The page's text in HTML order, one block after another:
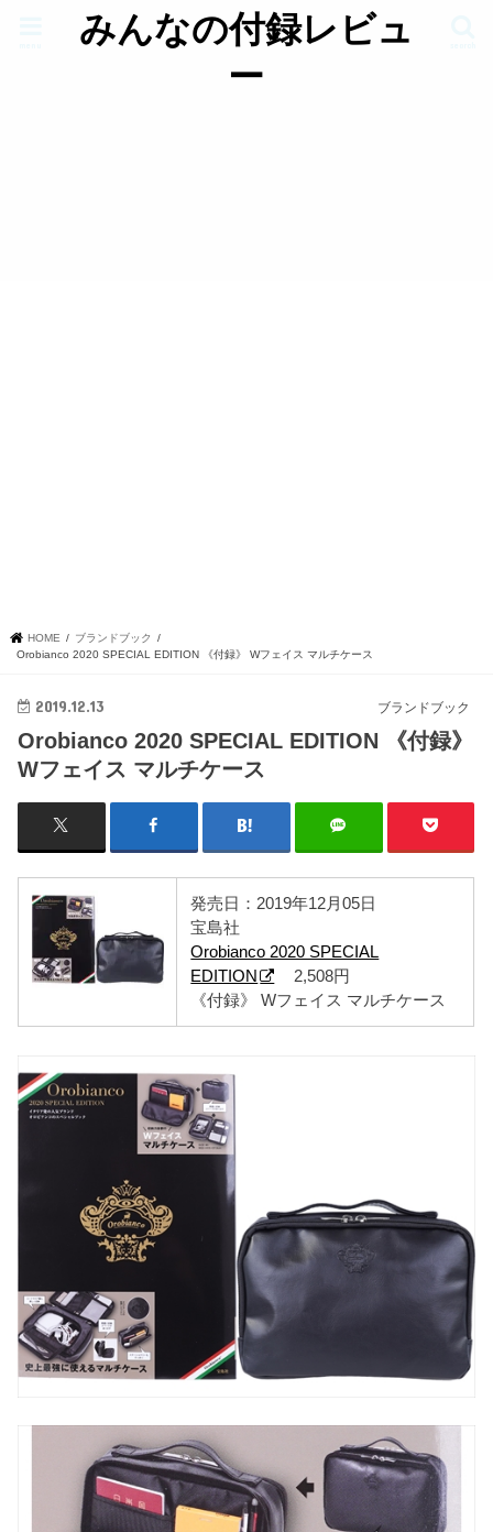
みんなの付録レビュ
ー
HOME
ブランドブック
Orobianco 2020 SPECIAL EDITION 《付録》 Wフェイス マルチケース
ブランドブック
2019.12.13
Orobianco 2020 SPECIAL EDITION 《付録》
Wフェイス マルチケース
発売日：2019年12月05日
宝島社
Orobianco 2020 SPECIAL
EDITION
2,508円
《付録》 Wフェイス マルチケース